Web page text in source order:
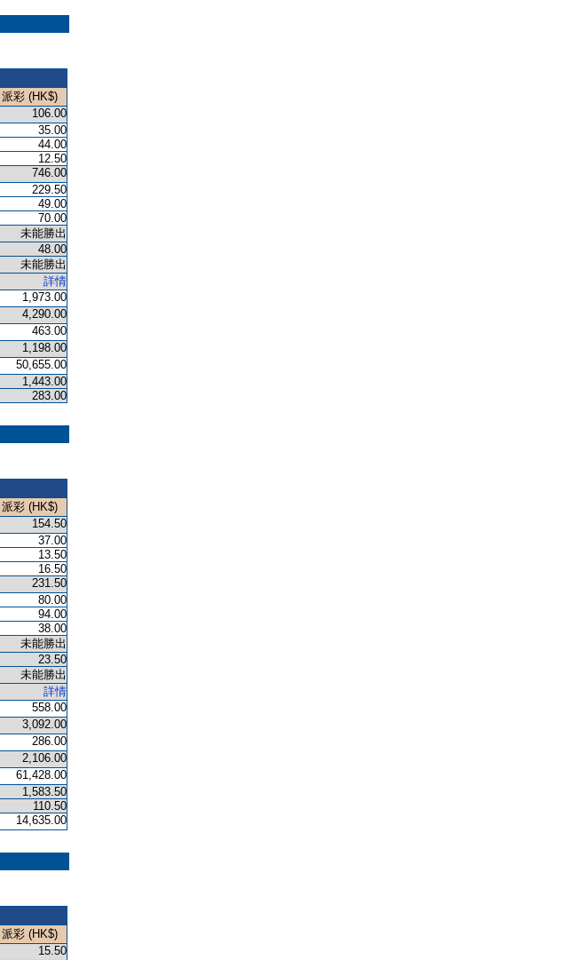
派彩 (HK$)
106.00
35.00
44.00
12.50
746.00
229.50
49.00
70.00
未能勝出
48.00
未能勝出
詳情
1,973.00
4,290.00
463.00
1,198.00
50,655.00
1,443.00
283.00
派彩 (HK$)
154.50
37.00
13.50
16.50
231.50
80.00
94.00
38.00
未能勝出
23.50
未能勝出
詳情
558.00
3,092.00
286.00
2,106.00
61,428.00
1,583.50
110.50
14,635.00
派彩 (HK$)
15.50